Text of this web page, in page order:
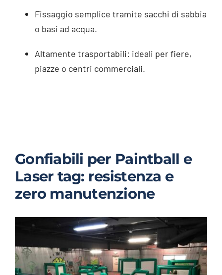
Fissaggio semplice tramite sacchi di sabbia
o basi ad acqua.
Altamente trasportabili: ideali per fiere,
piazze o centri commerciali.
Gonfiabili per Paintball e
Laser tag: resistenza e
zero manutenzione